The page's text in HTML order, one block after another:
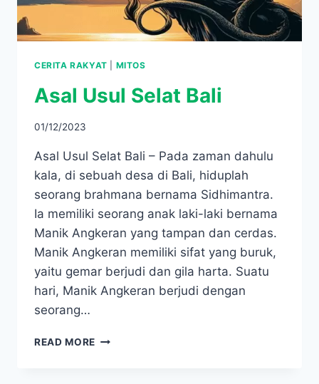
CERITA RAKYAT MITOS
Asal Usul Selat Bali
01/12/2023
Asal Usul Selat Bali – Pada zaman dahulu
kala, di sebuah desa di Bali, hiduplah
seorang brahmana bernama Sidhimantra.
Ia memiliki seorang anak laki-laki bernama
Manik Angkeran yang tampan dan cerdas.
Manik Angkeran memiliki sifat yang buruk,
yaitu gemar berjudi dan gila harta. Suatu
hari, Manik Angkeran berjudi dengan
seorang…
READ MORE ASAL